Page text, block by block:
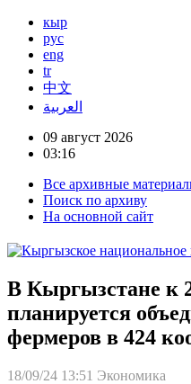
кыр
рус
eng
tr
中文
العربية
09 август 2026
03:16
Все архивные
Поиск по архиву
На основной сайт
В Кыргызстане к
планируется
фермеров в 424
18/09/24 13:51 Экономика